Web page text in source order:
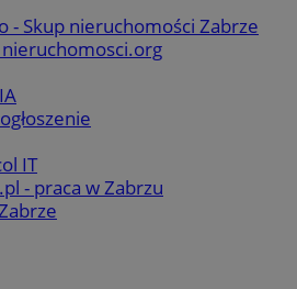
- Skup nieruchomości Zabrze
nieruchomosci.org
IT
- praca w Zabrzu